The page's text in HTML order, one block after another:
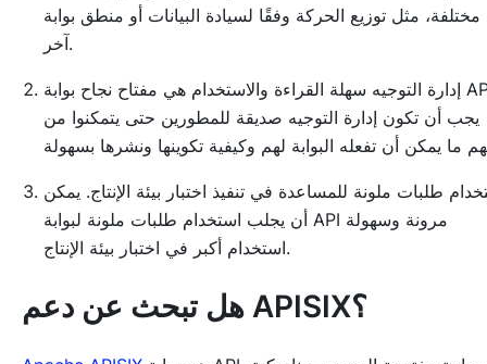
مختلفة، مثل توزيع الحركة وفقًا لسيادة البيانات أو منطق بوابة
آخر.
إدارة التوجيه سهلة القراءة والاستخدام هي مفتاح نجاح بوابة API.
يجب أن تكون إدارة التوجيه صديقة للمطورين حتى يتمكنوا من
طلبات ملونة للمساعدة في تنفيذ اختبار بيئة الإنتاج. يمكن
أن يجلب استخدام طلبات ملونة لبوابة API مرونة وسهولة
استخدام أكبر في اختبار بيئة الإنتاج.
هل تبحث عن دعم APISIX؟